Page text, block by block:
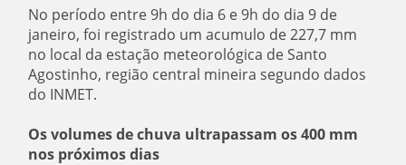
No período entre 9h do dia 6 e 9h do dia 9 de
janeiro, foi registrado um acumulo de 227,7 mm
no local da estação meteorológica de Santo
Agostinho, região central mineira segundo dados
do INMET.
Os volumes de chuva ultrapassam os 400 mm
nos próximos dias